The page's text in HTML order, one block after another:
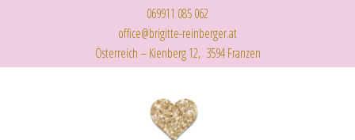
069911 085 062
office@brigitte-reinberger.at
Österreich – Kienberg 12, 3594 Franzen